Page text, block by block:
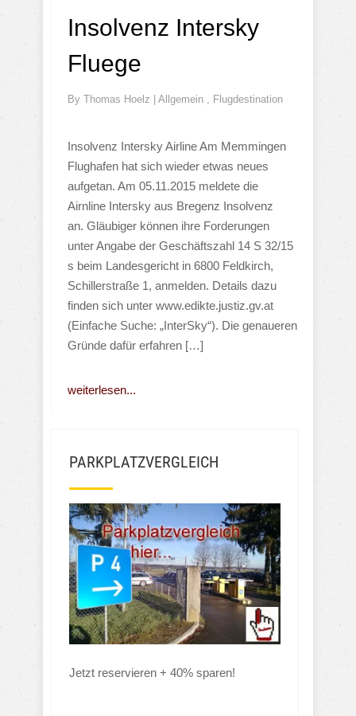
Insolvenz Intersky
Fluege
By Thomas Hoelz Allgemein Flugdestination
Insolvenz Intersky Airline Am Memmingen
Flughafen hat sich wieder etwas neues
aufgetan. Am 05.11.2015 meldete die
Airnline Intersky aus Bregenz Insolvenz
an. Gläubiger können ihre Forderungen
unter Angabe der Geschäftszahl 14 S 32/15
s beim Landesgericht in 6800 Feldkirch,
Schillerstraße 1, anmelden. Details dazu
finden sich unter www.edikte.justiz.gv.at
(Einfache Suche: „InterSky“). Die genaueren
Gründe dafür erfahren […]
weiterlesen...
PARKPLATZVERGLEICH
Jetzt reservieren + 40% sparen!